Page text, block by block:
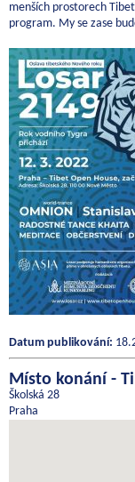
menších prostorech
program. My se zase
Datum publikování:
Místo konání -
Školská 28
Praha